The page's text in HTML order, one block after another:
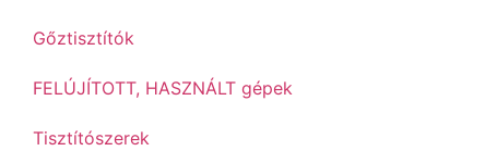
Gőztisztítók
FELÚJÍTOTT, HASZNÁLT gépek
Tisztítószerek